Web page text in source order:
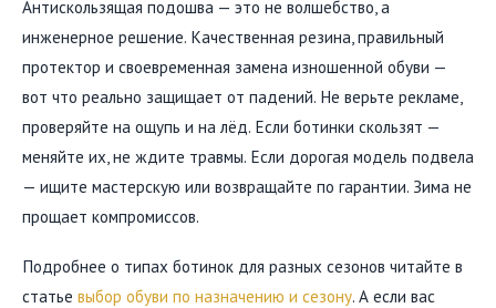
Антискользящая подошва — это не волшебство, а
инженерное решение. Качественная резина, правильный
протектор и своевременная замена изношенной обуви —
вот что реально защищает от падений. Не верьте рекламе,
проверяйте на ощупь и на лёд. Если ботинки скользят —
меняйте их, не ждите травмы. Если дорогая модель подвела
— ищите мастерскую или возвращайте по гарантии. Зима не
прощает компромиссов.
Подробнее о типах ботинок для разных сезонов читайте в
статье выбор обуви по назначению и сезону. А если вас